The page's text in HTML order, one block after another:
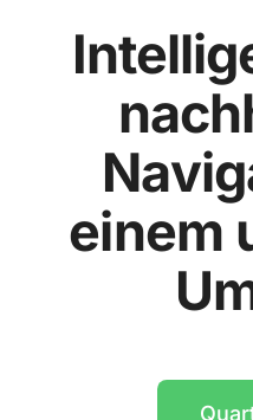
einem